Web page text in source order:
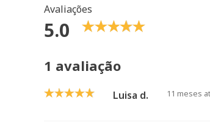
Avaliações
5.0
1 avaliação
Luisa d. 11 meses